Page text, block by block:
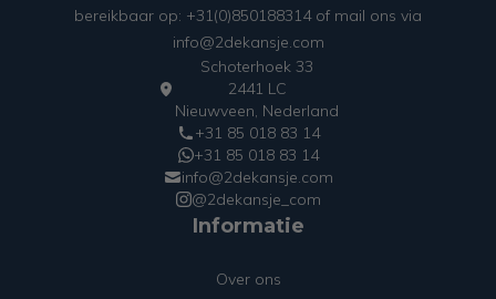
bereikbaar op: +31(0)850188314 of mail ons via
info@2dekansje.com
Schoterhoek 33
2441 LC
Nieuwveen, Nederland
+31 85 018 83 14
+31 85 018 83 14
info@2dekansje.com
@2dekansje_com
Informatie
Over ons